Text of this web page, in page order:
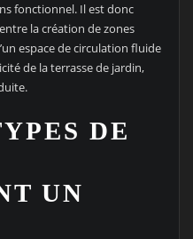
fonctionnel. Il est donc
la création de zones
espace de circulation fluide
de la terrasse de jardin,
DE
UN